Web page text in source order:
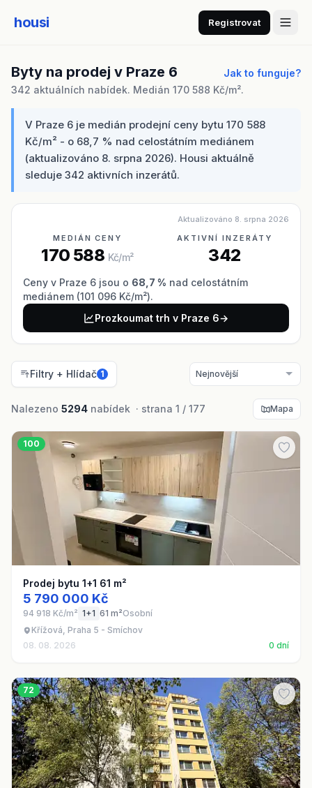
housi Registrovat
Byty na prodej v Praze 6
Jak to funguje?
342 aktuálních nabídek. Medián 170 588 Kč/m².
V Praze 6 je medián prodejní ceny bytu 170 588
Kč/m² - o 68,7 % nad celostátním mediánem
(aktualizováno 8. srpna 2026). Housi aktuálně
sleduje 342 aktivních inzerátů.
Aktualizováno 8. srpna 2026
MEDIÁN CENY
170 588 Kč/m²
AKTIVNÍ INZERÁTY
342
Ceny v Praze 6 jsou o 68,7 % nad celostátním
mediánem (101 096 Kč/m²).
Prozkoumat trh v Praze 6→
Filtry + Hlídač 1
Nalezeno 5294 nabídek · strana 1 / 177 Mapa
100
Prodej bytu 1+1 61 m²
5 790 000 Kč
94 918 Kč/m² 1+1 61 m²Osobní
Křížová, Praha 5 - Smíchov
08. 08. 2026
0 dní
72